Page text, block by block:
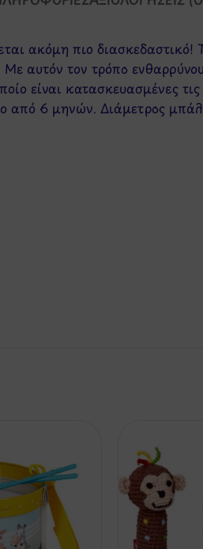
ακόμη πιο
αυτόν τον τρόπο
είναι κατασκευασμένες
από 6 μηνών. Διάμετρος